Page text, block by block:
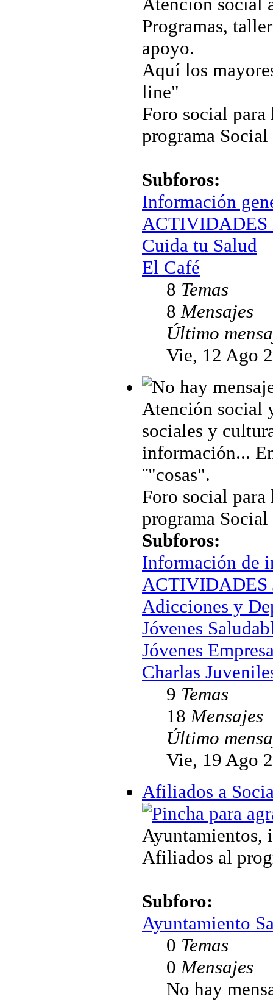
Programas,
apoyo.
Aquí los
line"
Foro social
programa
Subforos:
Información
ACTIVIDADES
Cuida tu Salud
El Café
8 Temas
8Mensajes
Último
Vie, 12 Ago
Atención social
sociales y
información...
¨"cosas".
Foro social
programa
Subforos:
Información de
ACTIVIDADES
Adicciones y
Jóvenes
Jóvenes
Charlas
9 Temas
18Mensajes
Último
Vie, 19 Ago
Afiliados a
Ayuntamientos,
Afiliados al
Subforo:
Ayuntamiento
0 Temas
0Mensajes
No hay